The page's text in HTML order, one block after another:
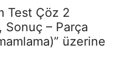
Test Çöz 2
Sonuç – Parça
üzerine